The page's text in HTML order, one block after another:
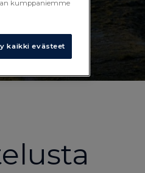
kumppaniemme
kaikki evästeet